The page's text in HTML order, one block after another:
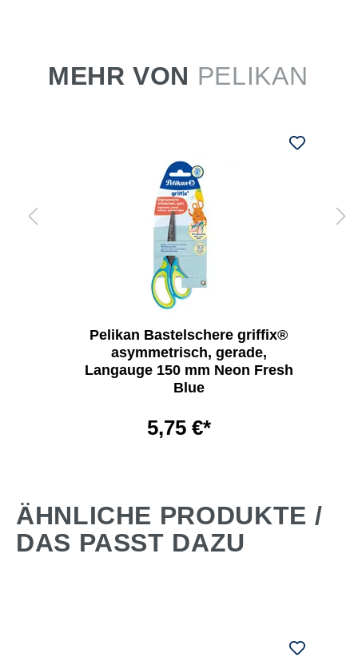
MEHR VON PELIKAN
Pelikan Bastelschere griffix®
asymmetrisch, gerade,
Langauge 150 mm Neon Fresh
Blue
5,75 €*
ÄHNLICHE PRODUKTE /
DAS PASST DAZU